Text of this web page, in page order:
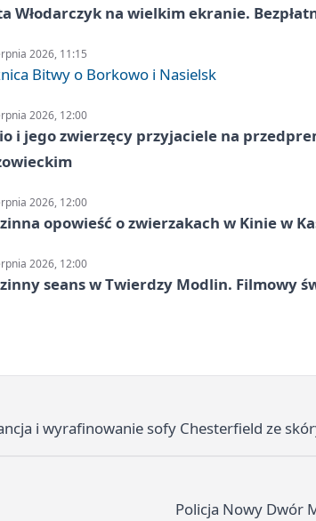
Włodarczyk na wielkim ekranie.
2026, 11:15
Bitwy o Borkowo i Nasielsk
2026, 12:00
i jego zwierzęcy przyjaciele na
2026, 12:00
opowieść o zwierzakach w Kinie w
2026, 12:00
seans w Twierdzy Modlin. Filmowy
i wyrafinowanie sofy Chesterfield ze
Policja Nowy Dwór